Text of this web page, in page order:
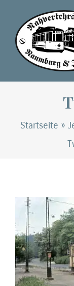
Inhalt
springen
Startseite »